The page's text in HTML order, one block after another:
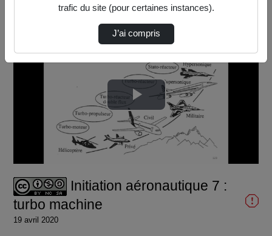
Lire
la
Initiation aéronautique 7 :
turbo machine
19 avril 2020
trafic du site (pour certaines instances).
J’ai compris